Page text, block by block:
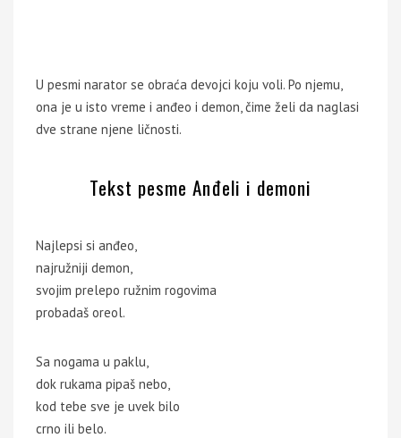
U pesmi narator se obraća devojci koju voli. Po njemu,
ona je u isto vreme i anđeo i demon, čime želi da naglasi
dve strane njene ličnosti.
Tekst pesme Anđeli i demoni
Najlepsi si anđeo,
najružniji demon,
svojim prelepo ružnim rogovima
probadaš oreol.
Sa nogama u paklu,
dok rukama pipaš nebo,
kod tebe sve je uvek bilo
crno ili belo.